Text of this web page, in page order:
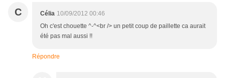
C Célia 10/09/2012 00:46
Oh c'est chouette ^-^<br /> un petit coup de paillette ca aurait
été pas mal aussi !!
Répondre